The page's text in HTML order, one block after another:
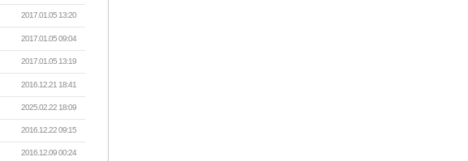
2017.01.05 13:20
2017.01.05 09:04
2017.01.05 13:19
2016.12.21 18:41
2025.02.22 18:09
2016.12.22 09:15
2016.12.09 00:24